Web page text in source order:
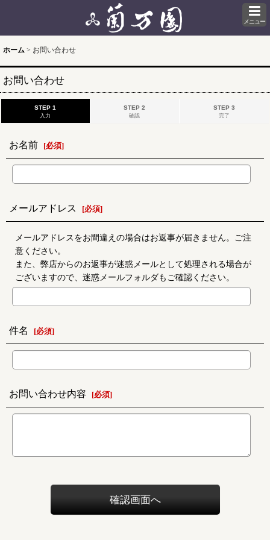
メニュー
ホーム > お問い合わせ
お問い合わせ
STEP 1
入力
STEP 2
確認
STEP 3
完了
お名前 [必須]
メールアドレス [必須]
メールアドレスをお間違えの場合はお返事が届きません。ご注
意ください。
また、弊店からのお返事が迷惑メールとして処理される場合が
ございますので、迷惑メールフォルダもご確認ください。
件名 [必須]
お問い合わせ内容 [必須]
確認画面へ